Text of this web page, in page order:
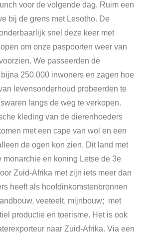
voor de volgende dag. Ruim een
bij de grens met Lesotho. De
snel deze keer met
om onze paspoorten weer van
We passeerden de
250.000 inwoners en zagen hoe
levensonderhoud probeerden te
langs de weg te verkopen.
kleding van de dierenhoeders
met een cape van wol en een
de ogen kon zien. Dit land met
monarchie en koning Letse de 3e
Zuid-Afrika met zijn iets meer dan
heeft als hoofdinkomstenbronnen
veeteelt, mijnbouw; met
productie en toerisme. Het is ook
naar Zuid-Afrika. Via een